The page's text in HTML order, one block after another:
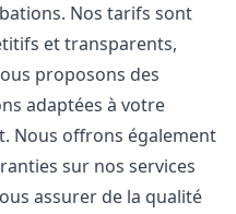
Nos tarifs sont
et transparents,
proposons des
adaptées à votre
Nous offrons également
sur nos services
assurer de la qualité